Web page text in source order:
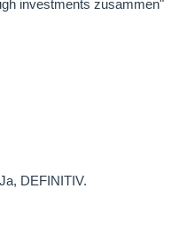
investments zusammen"
DEFINITIV.